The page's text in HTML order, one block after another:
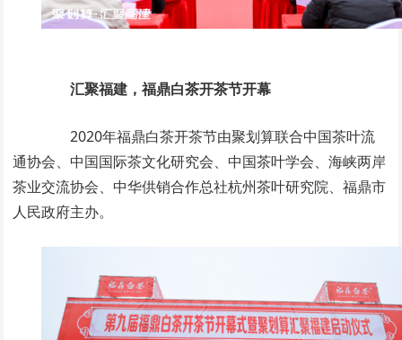
汇聚福建，福鼎白茶开茶节开幕
2020年福鼎白茶开茶节由聚划算联合中国茶叶流
通协会、中国国际茶文化研究会、中国茶叶学会、海峡两岸
茶业交流协会、中华供销合作总社杭州茶叶研究院、福鼎市
人民政府主办。